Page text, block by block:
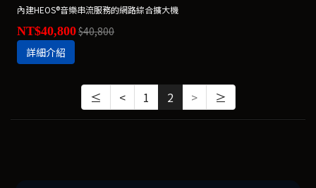
內建HEOS®音樂串流服務的網路綜合擴大機
NT$40,800$40,800
詳細介紹
≤ < 1 2 > ≥